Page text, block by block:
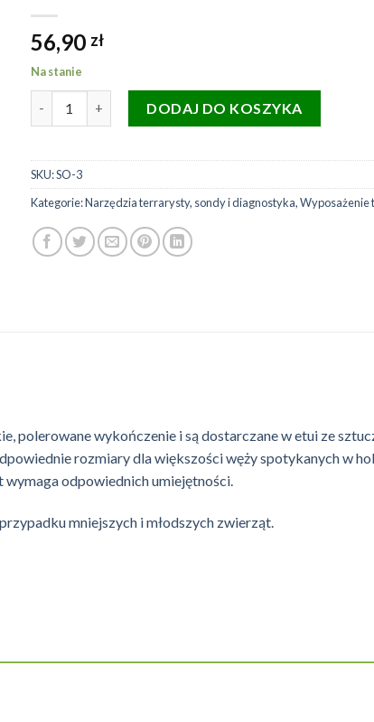
56,90 zł
Na stanie
DODAJ DO KOSZYKA
SKU:SO-3
Kategorie:Narzędzia terrarysty, sondy i diagnostyka,Wyposażenie
polerowane wykończenie i są dostarczane w etui ze
rozmiary dla większości węży spotykanych w
odpowiednich umiejętności.
mniejszych i młodszych zwierząt.